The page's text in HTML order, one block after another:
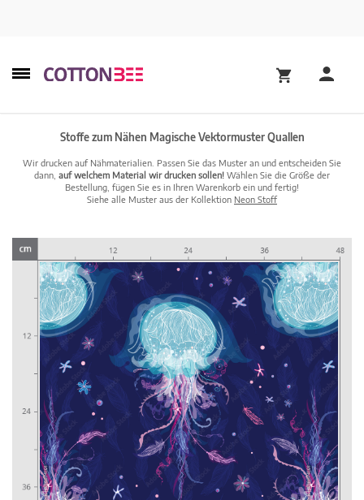
Stoffe zum Nähen Magische Vektormuster Quallen
Wir drucken auf Nähmaterialien. Passen Sie das Muster an und entscheiden Sie
dann, auf welchem Material wir drucken sollen! Wählen Sie die Größe der
Bestellung, fügen Sie es in Ihren Warenkorb ein und fertig!
Siehe alle Muster aus der Kollektion Neon Stoff